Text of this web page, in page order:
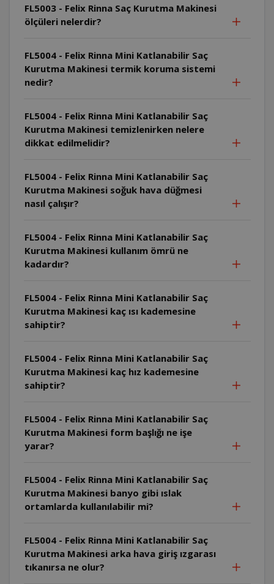
FL5003 - Felix Rinna Saç Kurutma Makinesi
ölçüleri nelerdir?
FL5004 - Felix Rinna Mini Katlanabilir Saç
Kurutma Makinesi termik koruma sistemi
nedir?
FL5004 - Felix Rinna Mini Katlanabilir Saç
Kurutma Makinesi temizlenirken nelere
dikkat edilmelidir?
FL5004 - Felix Rinna Mini Katlanabilir Saç
Kurutma Makinesi soğuk hava düğmesi
nasıl çalışır?
FL5004 - Felix Rinna Mini Katlanabilir Saç
Kurutma Makinesi kullanım ömrü ne
kadardır?
FL5004 - Felix Rinna Mini Katlanabilir Saç
Kurutma Makinesi kaç ısı kademesine
sahiptir?
FL5004 - Felix Rinna Mini Katlanabilir Saç
Kurutma Makinesi kaç hız kademesine
sahiptir?
FL5004 - Felix Rinna Mini Katlanabilir Saç
Kurutma Makinesi form başlığı ne işe
yarar?
FL5004 - Felix Rinna Mini Katlanabilir Saç
Kurutma Makinesi banyo gibi ıslak
ortamlarda kullanılabilir mi?
FL5004 - Felix Rinna Mini Katlanabilir Saç
Kurutma Makinesi arka hava giriş ızgarası
tıkanırsa ne olur?